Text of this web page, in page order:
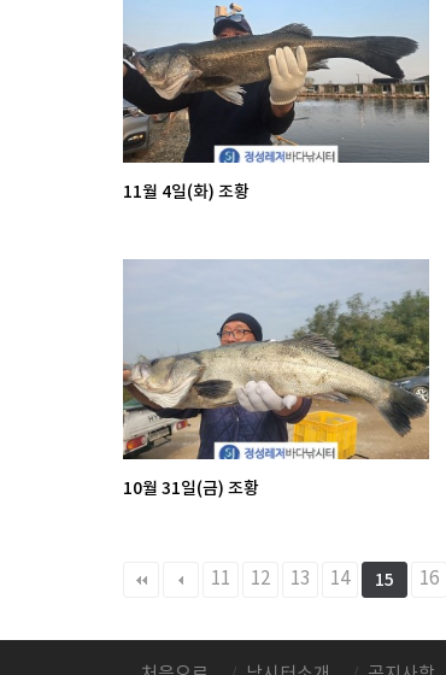
11월 4일(화) 조황
10월 31일(금) 조황
11 12 13 14 15 16